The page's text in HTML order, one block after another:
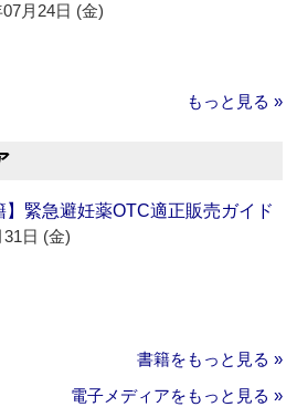
07月24日 (金)
もっと見る »
】緊急避妊薬OTC適正販売ガイド
31日 (金)
書籍をもっと見る »
電子メディアをもっと見る »